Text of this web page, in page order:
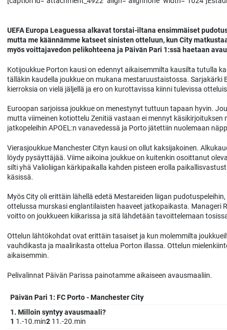
UEFA Europa Leaguessa alkavat torstai-iltana ensimmäiset
mutta me käännämme katseet sinisten otteluun, kun City
myös voittajavedon pelikohteena ja Päivän Pari 1:ssä haetaan
Kotijoukkue Porton kausi on edennyt aikaisemmilta kausilta tutulla
tälläkin kaudella joukkue on mukana mestaruustaistossa.
kierroksia on vielä jäljellä ja ero on kurottavissa kiinni tulevissa
Euroopan sarjoissa joukkue on menestynyt tuttuun tapaan hyvin.
mutta viimeinen kotiottelu Zenitiä vastaan ei mennyt
jatkopeleihin APOEL:n vanavedessä ja Porto jätettiin nuolemaan
Vierasjoukkue Manchester Cityn kausi on ollut kaksijakoinen.
löydy pysäyttäjää. Viime aikoina joukkue on kuitenkin osoittanut
silti yhä Valioliigan kärkipaikalla kahden pisteen erolla
käsissä.
Myös City oli erittäin lähellä edetä Mestareiden liigan
ottelussa murskasi englantilaisten haaveet jatkopaikasta. Manageri
voitto on joukkueen kiikarissa ja sitä lähdetään tavoittelemaan
Ottelun lähtökohdat ovat erittäin tasaiset ja kun molemmilta
vauhdikasta ja maalirikasta ottelua Porton illassa. Ottelun
aikaisemmin.
Pelivalinnat Päivän Parissa painotamme aikaiseen avausmaaliin.
Päivän Pari 1: FC Porto - Manchester City
1. Milloin syntyy avausmaali?
1 1.-10.min211.-20.min